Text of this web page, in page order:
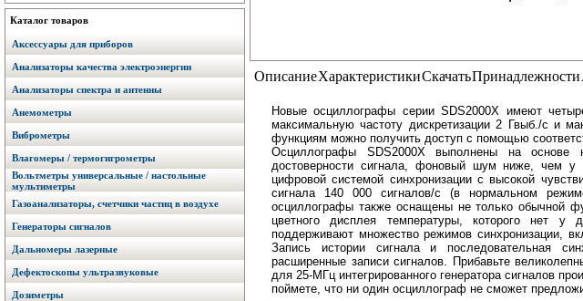
Каталог товаров
Аксессуары для приборов
Анализаторы качества электроэнергии
Анализаторы спектра и антенны
Анемометры
Виброметры
Влагомеры / термогигрометры
Вольтметры универсальные / настольные
мультиметры
Газоанализаторы, счетчики частиц в воздухе
Генераторы сигналов
Дальномеры лазерные
Дефектоскопы ультразвуковые
Дозиметры
ОписаниеХарактеристикиСкачатьПринадлежности
Новые осциллографы серии SDS2000X имеют
максимальную частоту дискретизации 2 Гвыб./с и
функциям можно получить доступ с помощью
Осциллографы SDS2000X выполнены на основе
достоверности сигнала, фоновый шум ниже, чем у
цифровой системой синхронизации с высокой
сигнала 140 000 сигналов/с (в нормальном
осциллографы также оснащены не только обычной
цветного дисплея температуры, которого нет
поддерживают множество режимов синхронизации,
Запись истории сигнала и последовательная
расширенные записи сигналов. Прибавьте
для 25-МГц интегрированного генератора сигналов
поймете, что ни один осциллограф не сможет